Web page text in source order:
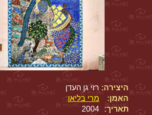
היצירה: רזי גן העדן
האמן:
מרי בליאן
תאריך:
2004